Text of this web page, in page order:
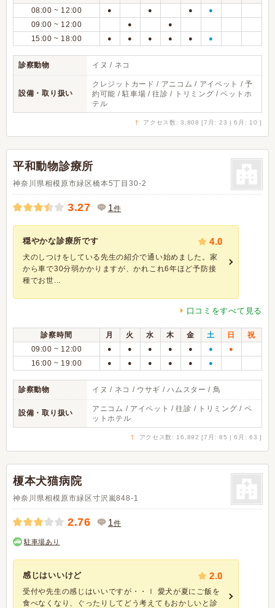
08:00 ~ 12:00
● ● ● ●
09:00 ~ 12:00 ● ●
15:00 ~ 18:00 ● ● ● ● ● ●
診察動物 イヌ / ネコ
設備・取り扱い
クレジットカード / アニコム / アイペット / 予
約可能 / 駐車場 / 往診 / トリミング / ペットホ
テル
↑ アクセス数: 3,808 [7月: 23 | 6月: 10 ]
平和動物診療所
神奈川県相模原市緑区橋本5丁目30-2
3.27 1件
穏やかな診療所です 4.0
犬のしつけをしている先生の紹介で通い始めました。家
から車で30分弱かかりますが、かれこれ6年ほど予防接
種でお世...
口コミをすべて見る
診察時間 月 火 水 木 金 土 日
祝
09:00 ~ 12:00
● ● ● ● ● ● ●
16:00 ~ 19:00 ● ● ● ● ● ●
診察動物 イヌ / ネコ / ウサギ / ハムスター / 鳥
設備・取り扱い
アニコム / アイペット / 往診 / トリミング / ペ
ットホテル
↑ アクセス数: 16,892 [7月: 85 | 6月: 63 ]
榎本犬猫病院
神奈川県相模原市緑区寸沢嵐848-1
2.76 1件
駐車場あり
感じはいいけど 2.0
受付や先生の感じはいいですが・・ｌ 愛犬が夏にご飯を
食べなくなり、ぐったりしてどう考えてもおかしいと診